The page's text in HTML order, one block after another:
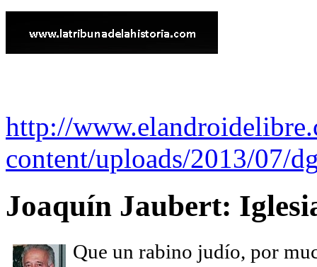
http://
content/uploads/2013/07/
Joaquín Jaubert:
Que un rabino judío, por